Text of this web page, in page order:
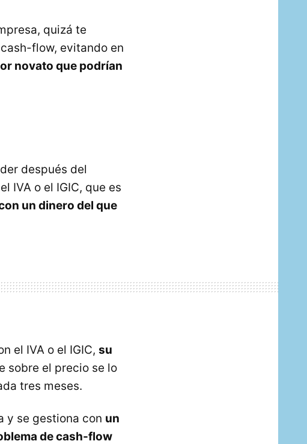
quizá te
flow, evitando en
novato que podrían
después del
IVA o el IGIC, que es
un dinero del que
el IVA o el IGIC, su
sobre el precio se lo
tres meses.
y se gestiona con un
de cash-flow